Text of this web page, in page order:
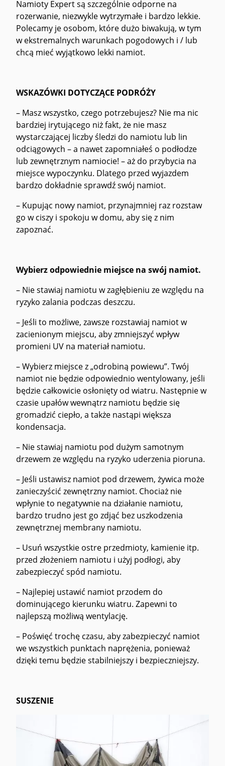
Namioty Expert są szczególnie odporne na
rozerwanie, niezwykle wytrzymałe i bardzo lekkie.
Polecamy je osobom, które dużo biwakują, w tym
w ekstremalnych warunkach pogodowych i / lub
chcą mieć wyjątkowo lekki namiot.
WSKAZÓWKI DOTYCZĄCE PODRÓŻY
– Masz wszystko, czego potrzebujesz? Nie ma nic
bardziej irytującego niż fakt, że nie masz
wystarczającej liczby śledzi do namiotu lub lin
odciągowych – a nawet zapomniałeś o podłodze
lub zewnętrznym namiocie! – aż do przybycia na
miejsce wypoczynku. Dlatego przed wyjazdem
bardzo dokładnie sprawdź swój namiot.
– Kupując nowy namiot, przynajmniej raz rozstaw
go w ciszy i spokoju w domu, aby się z nim
zapoznać.
Wybierz odpowiednie miejsce na swój namiot.
– Nie stawiaj namiotu w zagłębieniu ze względu na
ryzyko zalania podczas deszczu.
– Jeśli to możliwe, zawsze rozstawiaj namiot w
zacienionym miejscu, aby zmniejszyć wpływ
promieni UV na materiał namiotu.
– Wybierz miejsce z „odrobiną powiewu”. Twój
namiot nie będzie odpowiednio wentylowany, jeśli
będzie całkowicie osłonięty od wiatru. Następnie w
czasie upałów wewnątrz namiotu będzie się
gromadzić ciepło, a także nastąpi większa
kondensacja.
– Nie stawiaj namiotu pod dużym samotnym
drzewem ze względu na ryzyko uderzenia pioruna.
– Jeśli ustawisz namiot pod drzewem, żywica może
zanieczyścić zewnętrzny namiot. Chociaż nie
wpłynie to negatywnie na działanie namiotu,
bardzo trudno jest go zdjąć bez uszkodzenia
zewnętrznej membrany namiotu.
– Usuń wszystkie ostre przedmioty, kamienie itp.
przed złożeniem namiotu i użyj podłogi, aby
zabezpieczyć spód namiotu.
– Najlepiej ustawić namiot przodem do
dominującego kierunku wiatru. Zapewni to
najlepszą możliwą wentylację.
– Poświęć trochę czasu, aby zabezpieczyć namiot
we wszystkich punktach naprężenia, ponieważ
dzięki temu będzie stabilniejszy i bezpieczniejszy.
SUSZENIE